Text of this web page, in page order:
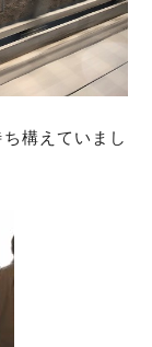
構えていまし